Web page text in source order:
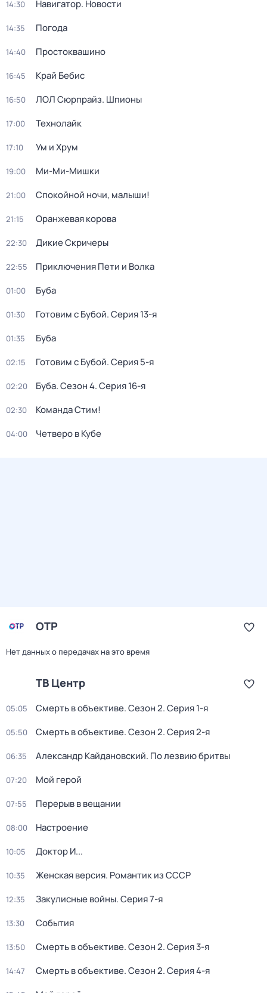
14:30 Навигатор. Новости
14:35 Погода
14:40 Простоквашино
16:45 Край Бебис
16:50 ЛОЛ Сюрпрайз. Шпионы
17:00 Технолайк
17:10 Ум и Хрум
19:00 Ми-Ми-Мишки
21:00 Спокойной ночи, малыши!
21:15 Оранжевая корова
22:30 Дикие Скричеры
22:55 Приключения Пети и Волка
01:00 Буба
01:30 Готовим с Бубой. Серия 13-я
01:35 Буба
02:15 Готовим с Бубой. Серия 5-я
02:20 Буба. Сезон 4. Серия 16-я
02:30 Команда Стим!
04:00 Четверо в Кубе
ОТР
Нет данных о передачах на это время
ТВ Центр
05:05 Смерть в объективе. Сезон 2. Серия 1-я
05:50 Смерть в объективе. Сезон 2. Серия 2-я
06:35 Александр Кайдановский. По лезвию бритвы
07:20 Мой герой
07:55 Перерыв в вещании
08:00 Настроение
10:05 Доктор И...
10:35 Женская версия. Романтик из СССР
12:35 Закулисные войны. Серия 7-я
13:30 События
13:50 Смерть в объективе. Сезон 2. Серия 3-я
14:47 Смерть в объективе. Сезон 2. Серия 4-я